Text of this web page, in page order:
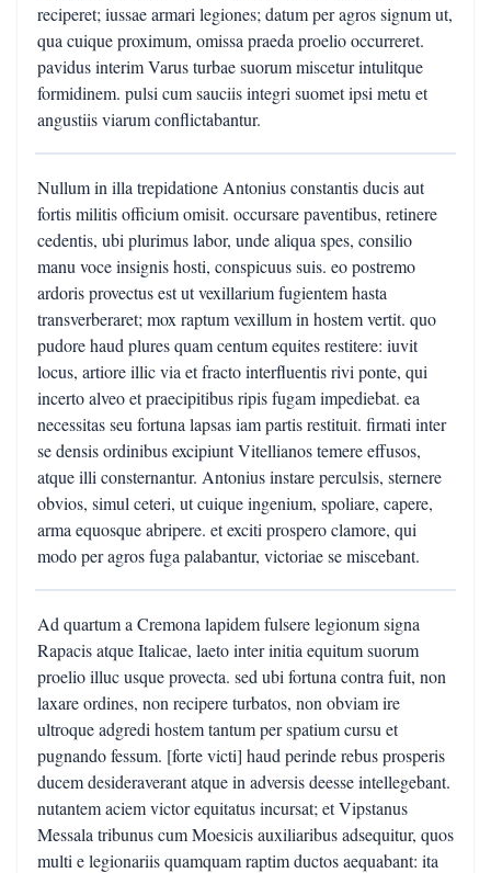
reciperet; iussae armari legiones; datum per agros signum ut,
qua cuique proximum, omissa praeda proelio occurreret.
pavidus interim Varus turbae suorum miscetur intulitque
formidinem. pulsi cum sauciis integri suomet ipsi metu et
angustiis viarum conflictabantur.
Nullum in illa trepidatione Antonius constantis ducis aut
fortis militis officium omisit. occursare paventibus, retinere
cedentis, ubi plurimus labor, unde aliqua spes, consilio
manu voce insignis hosti, conspicuus suis. eo postremo
ardoris provectus est ut vexillarium fugientem hasta
transverberaret; mox raptum vexillum in hostem vertit. quo
pudore haud plures quam centum equites restitere: iuvit
locus, artiore illic via et fracto interfluentis rivi ponte, qui
incerto alveo et praecipitibus ripis fugam impediebat. ea
necessitas seu fortuna lapsas iam partis restituit. firmati inter
se densis ordinibus excipiunt Vitellianos temere effusos,
atque illi consternantur. Antonius instare perculsis, sternere
obvios, simul ceteri, ut cuique ingenium, spoliare, capere,
arma equosque abripere. et exciti prospero clamore, qui
modo per agros fuga palabantur, victoriae se miscebant.
Ad quartum a Cremona lapidem fulsere legionum signa
Rapacis atque Italicae, laeto inter initia equitum suorum
proelio illuc usque provecta. sed ubi fortuna contra fuit, non
laxare ordines, non recipere turbatos, non obviam ire
ultroque adgredi hostem tantum per spatium cursu et
pugnando fessum. [forte victi] haud perinde rebus prosperis
ducem desideraverant atque in adversis deesse intellegebant.
nutantem aciem victor equitatus incursat; et Vipstanus
Messala tribunus cum Moesicis auxiliaribus adsequitur, quos
multi e legionariis quamquam raptim ductos aequabant: ita